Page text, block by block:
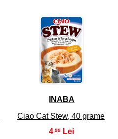
39
INABA
Ciao Cat Stew, 40 grame
4 ,99